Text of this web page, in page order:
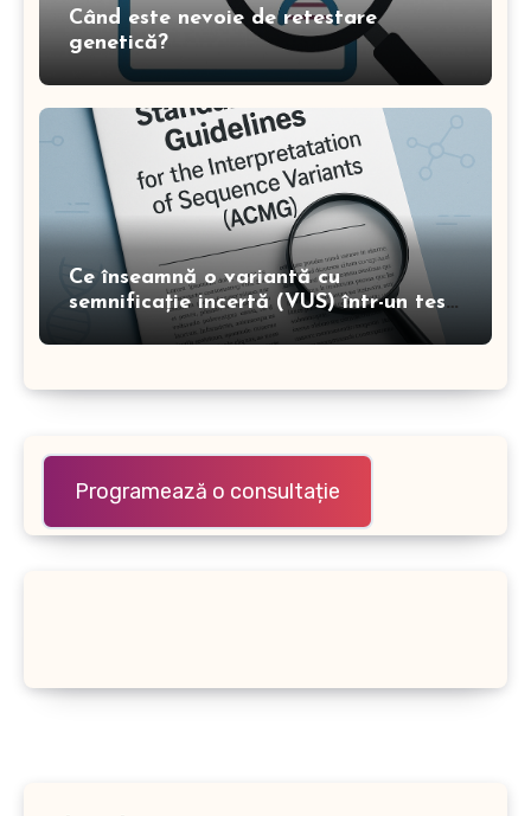
Când este nevoie de retestare
genetică?
Ce înseamnă o variantă cu
semnificație incertă (VUS) într-un test
genetic?
Programează o consultație